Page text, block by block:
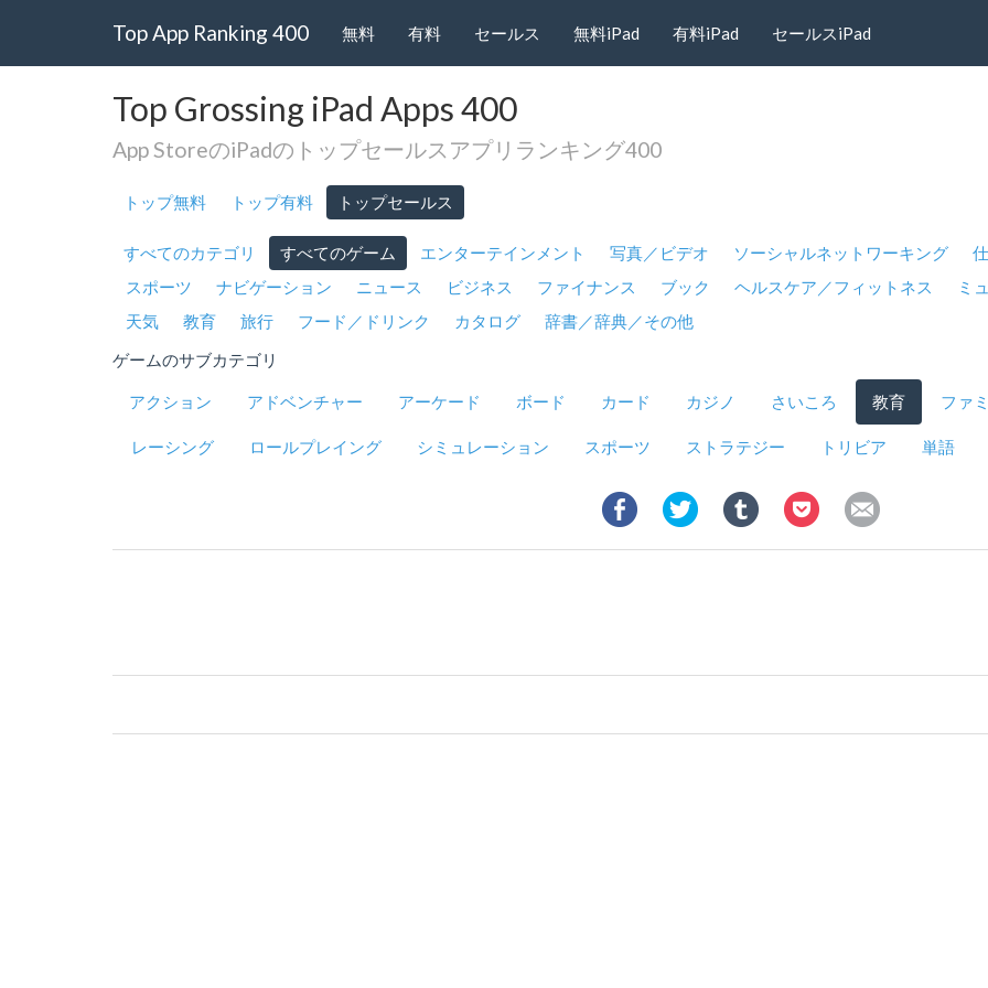
Top App Ranking 400 無料 有料 セールス 無料iPad 有料iPad セールスiPad
Top Grossing iPad Apps 400
App StoreのiPadのトップセールスアプリランキング400
トップ無料 トップ有料 トップセールス
すべてのカテゴリ すべてのゲーム エンターテインメント 写真／ビデオ ソーシャルネットワーキング
スポーツ
ナビゲーション ニュース ビジネス ファイナンス ブック ヘルスケア／フィットネス ミ
天気
教育 旅行 フード／ドリンク カタログ
辞書／辞典／その他
ゲームのサブカテゴリ
アクション アドベンチャー アーケード ボード カード カジノ さいころ 教育 ファ
レーシング ロールプレイング シミュレーション スポーツ ストラテジー トリビア 単語